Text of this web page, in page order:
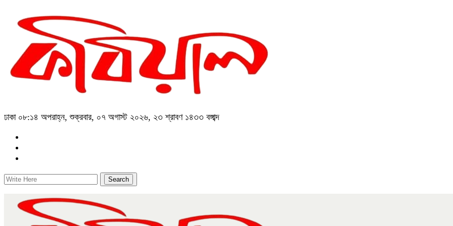
ঢাকা ০৮:১৪ অপরাহ্ন, শুক্রবার, ০৭ অগাস্ট ২০২৬, ২৩ শ্রাবণ ১৪৩৩ বঙ্গাব্দ